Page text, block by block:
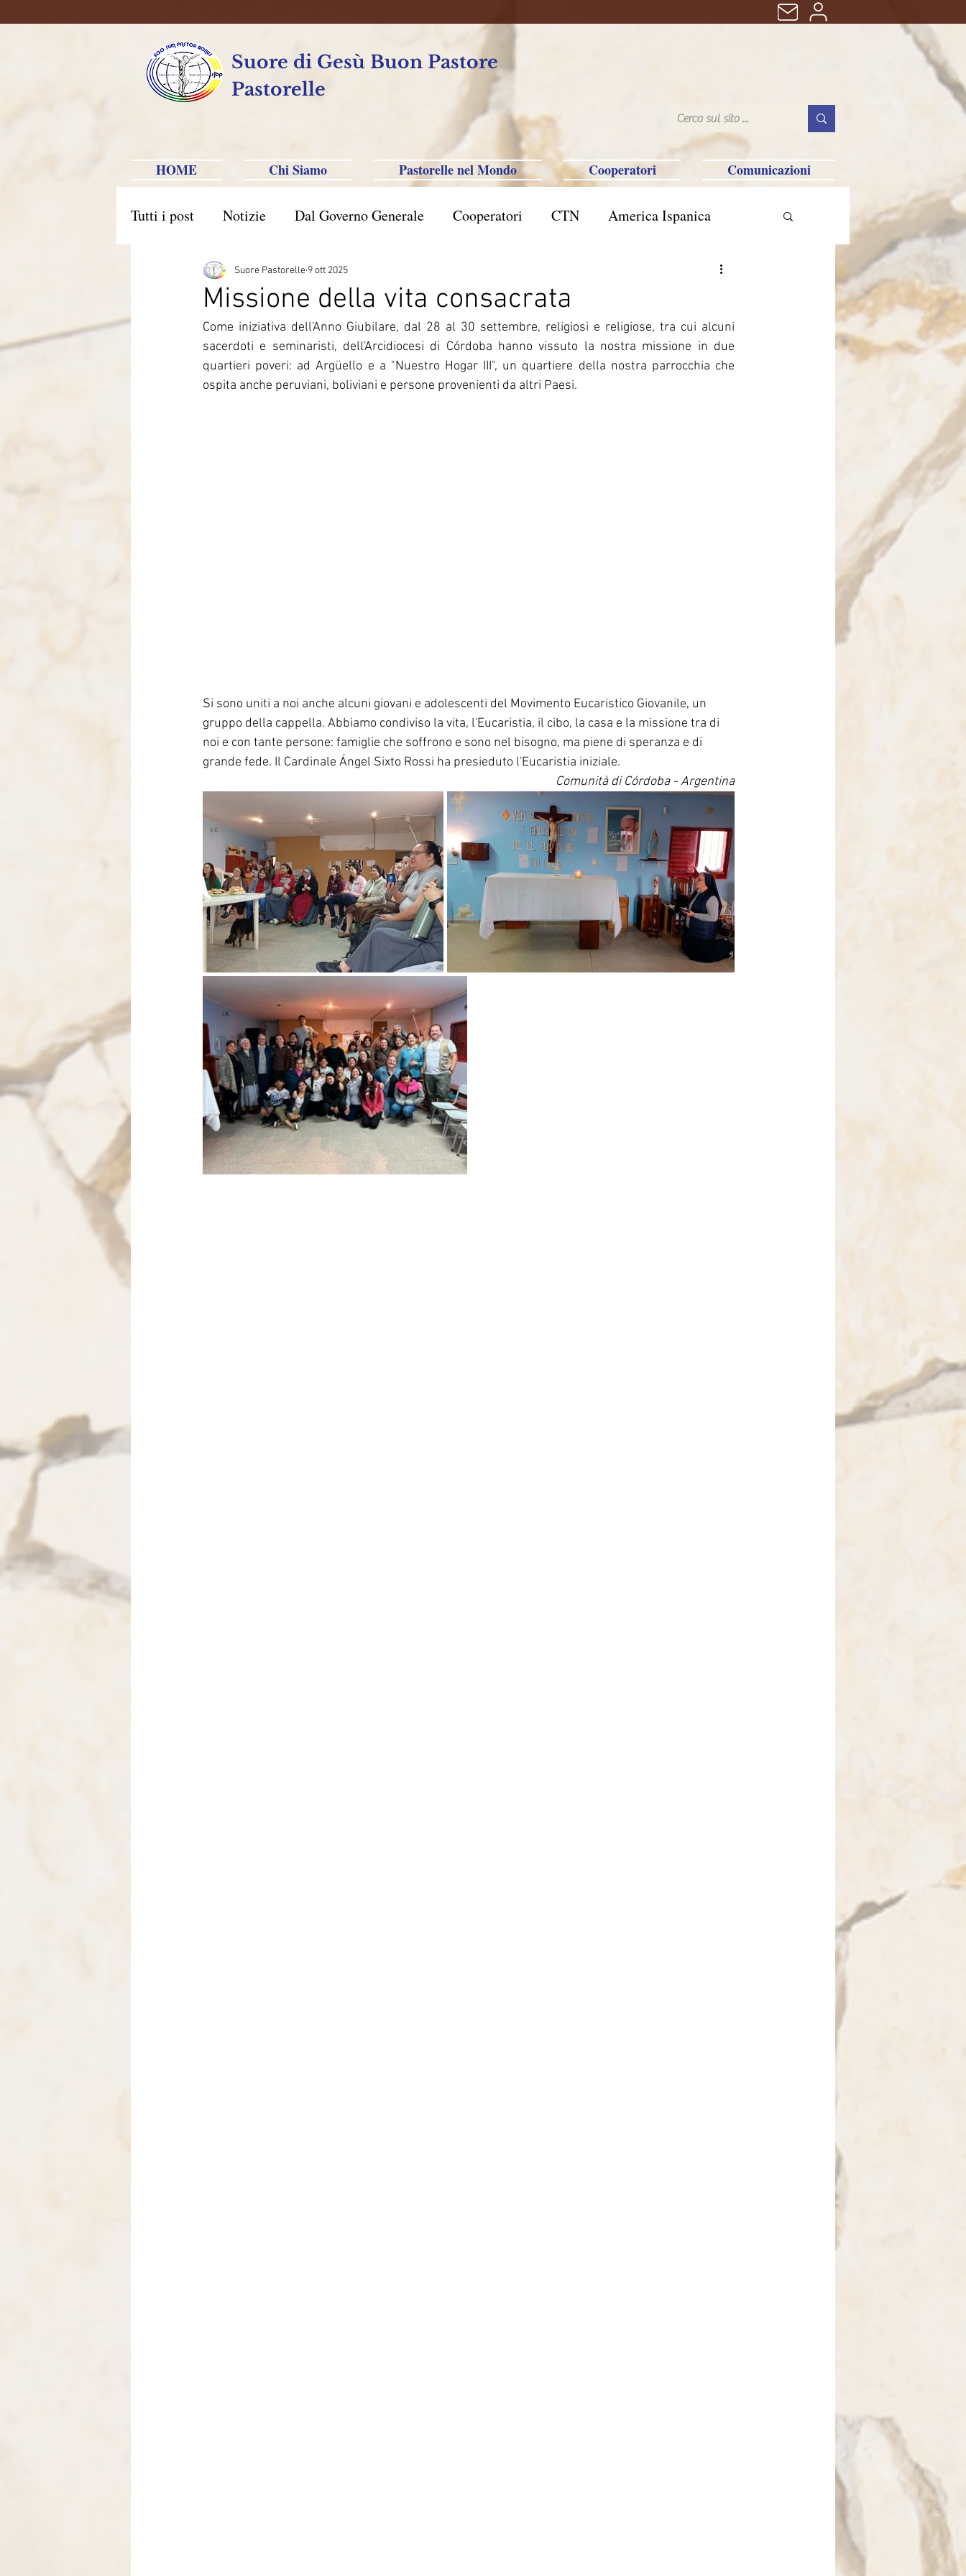
Suore di Gesù Buon Pastore
Pastorelle
HOME Chi Siamo Pastorelle nel Mondo Cooperatori Comunicazioni
Tutti i post Notizie Dal Governo Generale Cooperatori CTN America Ispanica
Brasile Caxias do Sul Brasile San Paolo
Italia-Albania-Mozambico Corea del Sud Famiglia Paolina Provincia Brasile
Missione della vita consacrata
Suore Pastorelle 9 ott 2025
Come iniziativa dell'Anno Giubilare, dal 28 al 30 settembre, religiosi e religiose, tra cui alcuni
sacerdoti e seminaristi, dell'Arcidiocesi di Córdoba hanno vissuto la nostra missione in due
quartieri poveri: ad Argüello e a "Nuestro Hogar III", un quartiere della nostra parrocchia che
ospita anche peruviani, boliviani e persone provenienti da altri Paesi.
Si sono uniti a noi anche alcuni giovani e adolescenti del Movimento Eucaristico Giovanile, un
gruppo della cappella. Abbiamo condiviso la vita, l'Eucaristia, il cibo, la casa e la missione tra di
noi e con tante persone: famiglie che soffrono e sono nel bisogno, ma piene di speranza e di
grande fede. Il Cardinale Ángel Sixto Rossi ha presieduto l'Eucaristia iniziale.
Comunità di Córdoba - Argentina